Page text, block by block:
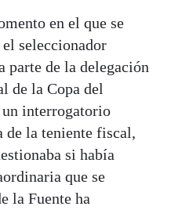
en el que se
seleccionador
parte de la delegación
de la Copa del
interrogatorio
de la teniente fiscal,
si había
que se
la Fuente ha